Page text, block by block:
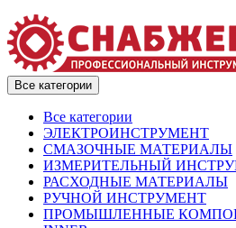
Все категории
Все категории
ЭЛЕКТРОИНСТРУМЕНТ
СМАЗОЧНЫЕ МАТЕРИАЛЫ
ИЗМЕРИТЕЛЬНЫЙ
РАСХОДНЫЕ МАТЕРИАЛЫ
РУЧНОЙ ИНСТРУМЕНТ
ПРОМЫШЛЕННЫЕ